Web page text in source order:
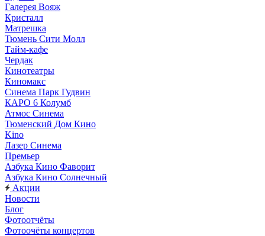
Галерея Вояж
Кристалл
Матрешка
Тюмень Сити Молл
Тайм-кафе
Чердак
Кинотеатры
Киномакс
Синема Парк Гудвин
КАРО 6 Колумб
Атмос Синема
Тюменский Дом Кино
Kino
Лазер Синема
Премьер
Азбука Кино Фаворит
Азбука Кино Солнечный
Акции
Новости
Блог
Фотоотчёты
Фотоочёты концертов